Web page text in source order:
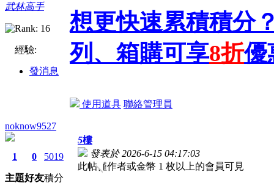
武林高手
經驗:
發消息
想更快速累積積分
列、箱購可享8折優
使用道具 聯絡管理員
noknow9527
1
主題
0
好友
5019
積分
5樓
發表於 2026-6-15 04:17:03
此帖僅作者或金幣 1 枚以上的會員可見